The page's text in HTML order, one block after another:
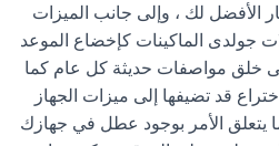
الأفضل لك ، وإلى جانب الميزات
جولدى الماكينات كإخضاع الموعد
خلق مواصفات حديثة كل عام كما
قد تضيفها إلى ميزات الجهاز
يتعلق الأمر بوجود عطل في جهازك